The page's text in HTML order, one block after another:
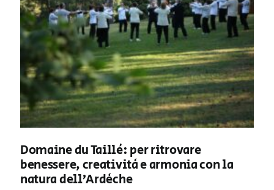
Domaine du Taillé: per ritrovare
benessere, creatività e armonia con la
natura dell’Ardèche